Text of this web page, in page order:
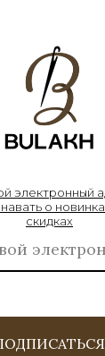
электронный
о
скидках